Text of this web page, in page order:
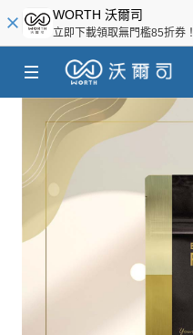
WORTH 沃爾司
立即下載領取無門檻85折券！